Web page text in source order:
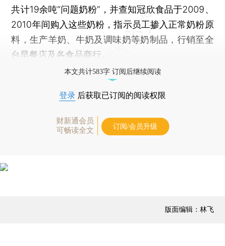
共计19余吨“问题奶粉”，并查知冠欣食品于2009、
2010年间购入这些奶粉，指示员工掺入正常奶粉原
料，生产羊奶、牛奶及调味奶等奶制品，行销至全
台早餐店及各食品商行。
本文共计583字 订阅后继续阅读
登录 后获取已订阅的阅读权限
财新通会员
可畅读全文
订阅/会员升级
版面编辑：林飞